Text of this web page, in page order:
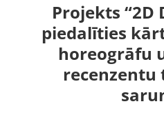
Projekts “2D
piedalīties
horeogrāfu
recenzentu